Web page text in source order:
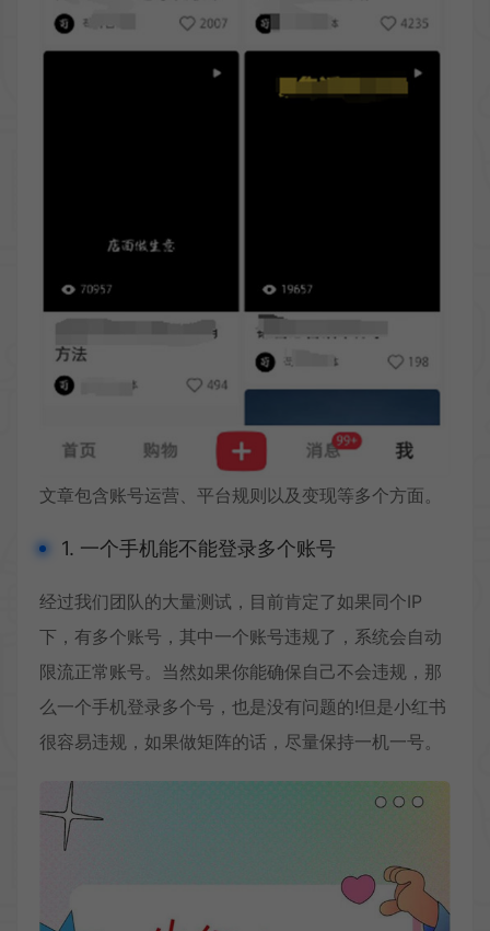
文章包含账号运营、平台规则以及变现等多个方面。
1. 一个手机能不能登录多个账号
经过我们团队的大量测试，目前肯定了如果同个IP
下，有多个账号，其中一个账号违规了，系统会自动
限流正常账号。当然如果你能确保自己不会违规，那
么一个手机登录多个号，也是没有问题的!但是小红书
很容易违规，如果做矩阵的话，尽量保持一机一号。